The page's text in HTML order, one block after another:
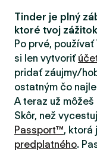
Tinder je plný
ktoré tvoj
Po prvé,
si len vytvoriť
pridať záujmy/
ostatným čo
A teraz už
Skôr, než
Passport™, ktorá
predplatného.